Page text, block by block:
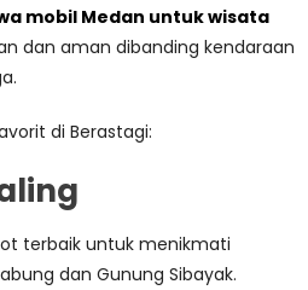
mobil Medan untuk wisata
dan aman dibanding kendaraan
di Berastagi:
terbaik untuk menikmati
dan Gunung Sibayak.